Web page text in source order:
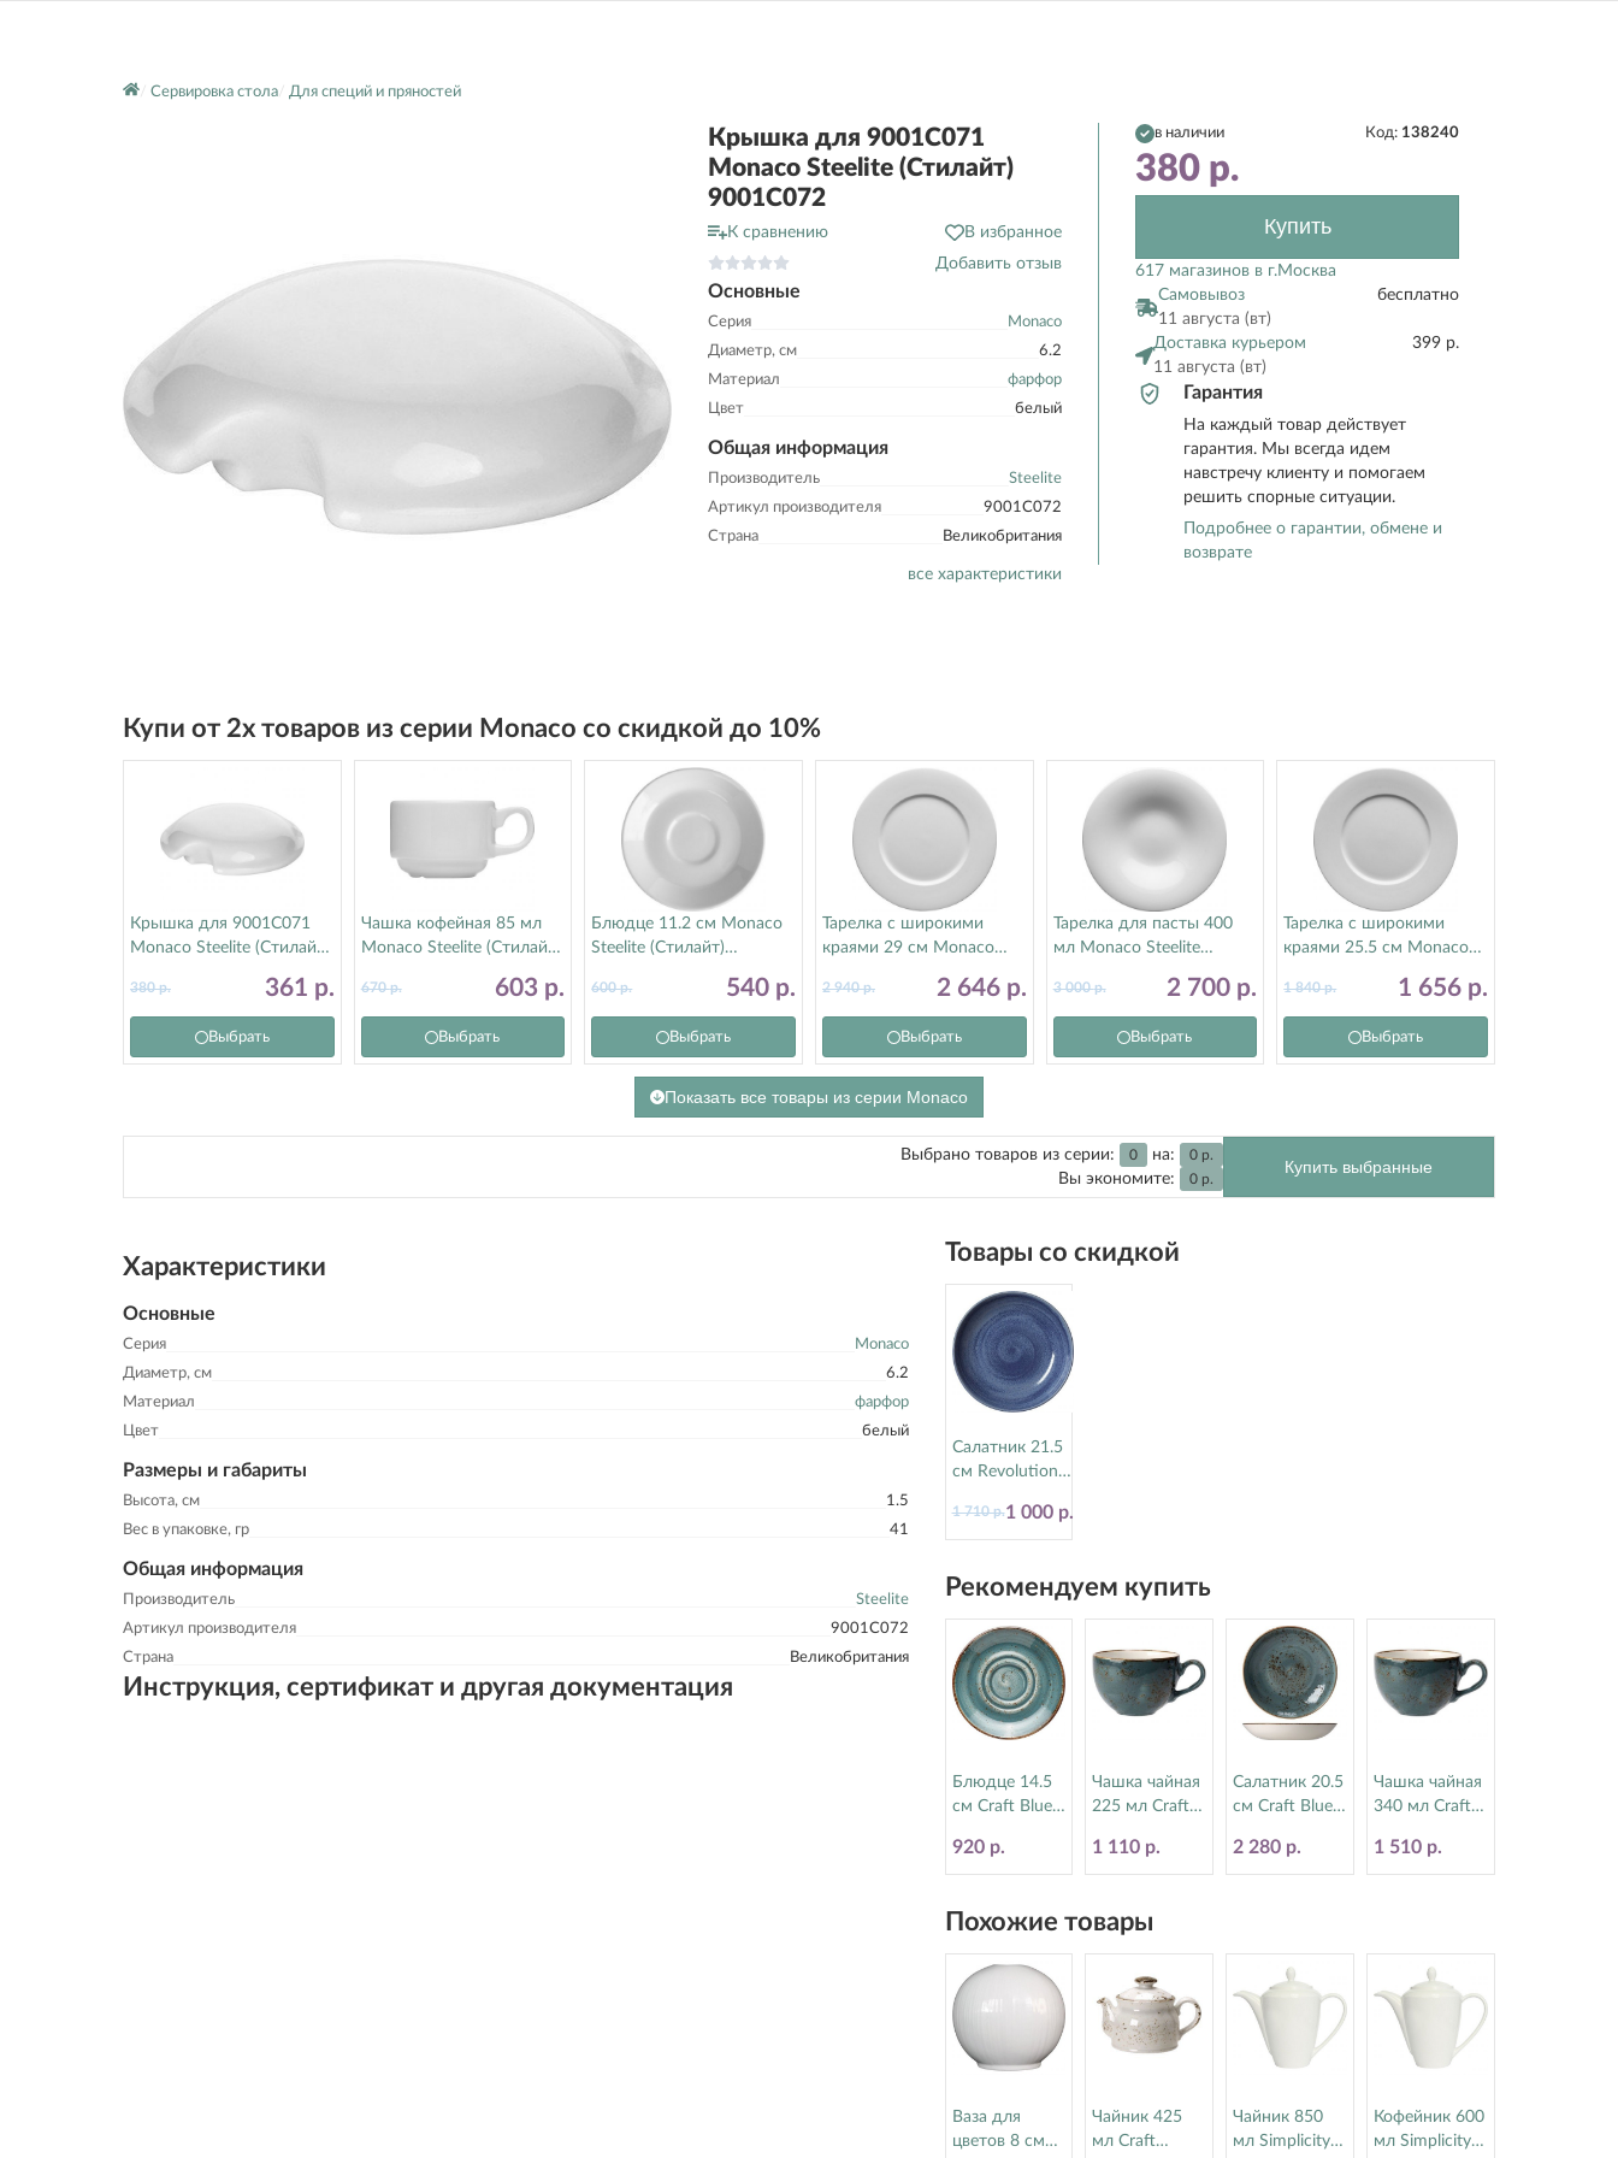
Сервировка стола Для специй и пряностей
Крышка для 9001C071
Monaco Steelite (Стилайт)
9001C072
К сравнению
В избранное
Добавить отзыв
Основные
Серия
Monaco
Диаметр, см
6.2
Материал
фарфор
Цвет
белый
Общая информация
Производитель
Steelite
Артикул производителя
9001C072
Страна
Великобритания
все характеристики
в наличии Код: 138240
380 р.
Купить
617 магазинов в г.Москва
Самовывоз
11 августа (вт)
бесплатно
Доставка курьером
11 августа (вт)
399 р.
Гарантия
На каждый товар действует
гарантия. Мы всегда идем
навстречу клиенту и помогаем
решить спорные ситуации.
Подробнее о гарантии, обмене и
возврате
Купи от 2х товаров из серии Monaco со скидкой до 10%
Крышка для 9001C071
Monaco Steelite (Стилайт)
361 р.
380р.
Выбрать
Чашка кофейная 85 мл
Monaco Steelite (Стилайт)
603 р.
670р.
Выбрать
Блюдце 11.2 см Monaco
Steelite (Стилайт)
540 р.
600р.
Выбрать
Тарелка с широкими
краями 29 см Monaco
9001C1061
2 646 р.
2 940р.
Выбрать
Тарелка для пасты 400
мл Monaco Steelite
2 700 р.
3 000р.
Выбрать
Тарелка с широкими
краями 25.5 см Monaco
9001C1062
1 656 р.
1 840р.
Выбрать
Показать все товары из серии Monaco
Выбрано товаров из серии: 0 на: 0 р.
Вы экономите: 0 р.
Купить выбранные
Характеристики
Основные
Серия
Monaco
Диаметр, см
6.2
Материал
фарфор
Цвет
белый
Размеры и габариты
Высота, см
1.5
Вес в упаковке, гр
41
Общая информация
Производитель
Steelite
Артикул производителя
9001C072
Страна
Великобритания
Инструкция, сертификат и другая документация
Товары со скидкой
Салатник 21.5
см Revolution
Steelite
(Стилайт)
1 000 р.
1 710 р.
Рекомендуем купить
Блюдце 14.5
см Craft Blue
(Стилайт)
11300158
920 р.
Чашка чайная
225 мл Craft
(Стилайт)
11300189
1 110 р.
Салатник 20.5
см Craft Blue
(Стилайт)
11300570
2 280 р.
Чашка чайная
340 мл Craft
(Стилайт)
11300152
1 510 р.
Похожие товары
Ваза для
цветов 8 см
Чайник 425
мл Craft
Чайник 850
мл Simplicity
Кофейник 600
мл Simplicity